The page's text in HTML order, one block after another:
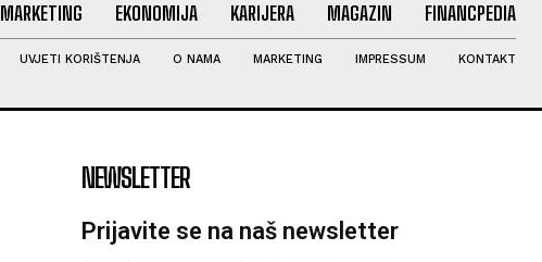
MARKETING EKONOMIJA KARIJERA MAGAZIN FINANCPEDIA
UVJETI KORIŠTENJA O NAMA MARKETING IMPRESSUM KONTAKT
NEWSLETTER
Prijavite se na naš newsletter